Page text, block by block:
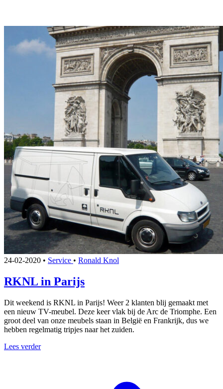
24-02-2020 • Service • Ronald Knol
RKNL in Parijs
Dit weekend is RKNL in Parijs! Weer 2 klanten blij gemaakt met
een nieuw TV-meubel. Deze keer vlak bij de Arc de Triomphe. Een
groot deel van onze meubels staan in België en Frankrijk, dus we
hebben regelmatig tripjes naar het zuiden.
Lees verder